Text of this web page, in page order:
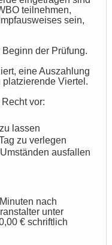
teilnehmen,
sein,
der Prüfung.
eine Auszahlung
Viertel.
vor:
lassen
zu verlegen
ausfallen
nach
unter
€ schriftlich